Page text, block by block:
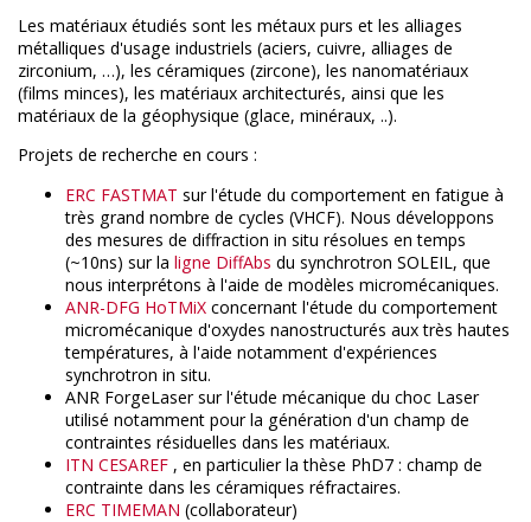
Les matériaux étudiés sont les métaux purs et les alliages
métalliques d'usage industriels (aciers, cuivre, alliages de
zirconium, …), les céramiques (zircone), les nanomatériaux
(films minces), les matériaux architecturés, ainsi que les
matériaux de la géophysique (glace, minéraux, ..).
Projets de recherche en cours :
ERC FASTMAT sur l'étude du comportement en fatigue à
très grand nombre de cycles (VHCF). Nous développons
des mesures de diffraction in situ résolues en temps
(~10ns) sur la ligne DiffAbs du synchrotron SOLEIL, que
nous interprétons à l'aide de modèles micromécaniques.
ANR-DFG HoTMiX concernant l'étude du comportement
micromécanique d'oxydes nanostructurés aux très hautes
températures, à l'aide notamment d'expériences
synchrotron in situ.
ANR ForgeLaser sur l'étude mécanique du choc Laser
utilisé notamment pour la génération d'un champ de
contraintes résiduelles dans les matériaux.
ITN CESAREF , en particulier la thèse PhD7 : champ de
contrainte dans les céramiques réfractaires.
ERC TIMEMAN (collaborateur)